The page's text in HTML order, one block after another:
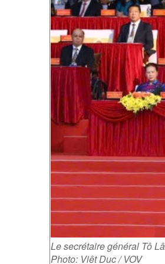
Le secrétaire général Tô
Photo: Viêt Duc / VOV